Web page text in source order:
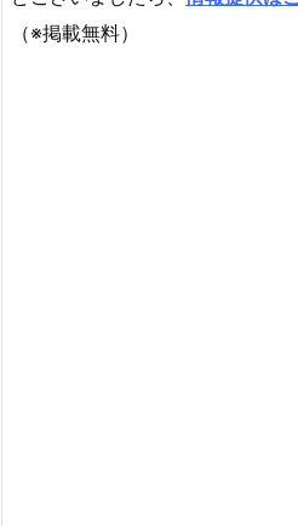
（※掲載無料）